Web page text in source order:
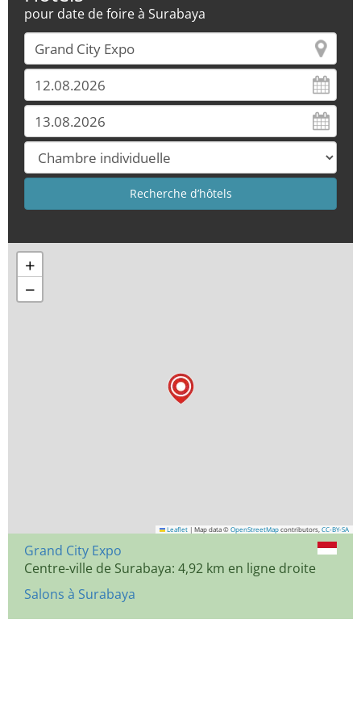
pour date de foire à Surabaya
+
−
Leaflet | Map data © OpenStreetMap contributors, CC-BY-SA
Grand City Expo
Centre-ville de Surabaya: 4,92 km en ligne droite
Salons à Surabaya